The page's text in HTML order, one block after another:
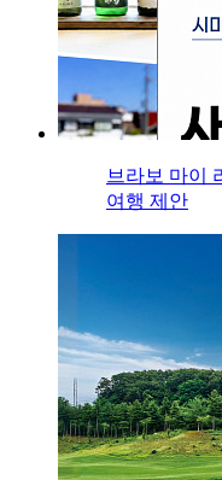
브라보 마이
여행 제안